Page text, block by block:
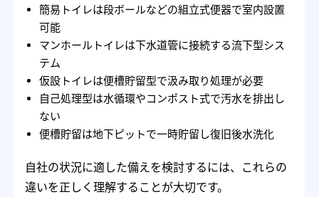
簡易トイレは段ボールなどの組立式便器で室内設置
可能
マンホールトイレは下水道管に接続する流下型シス
テム
仮設トイレは便槽貯留型で汲み取り処理が必要
自己処理型は水循環やコンポスト式で汚水を排出し
ない
便槽貯留は地下ピットで一時貯留し復旧後水洗化
自社の状況に適した備えを検討するには、これらの
違いを正しく理解することが大切です。